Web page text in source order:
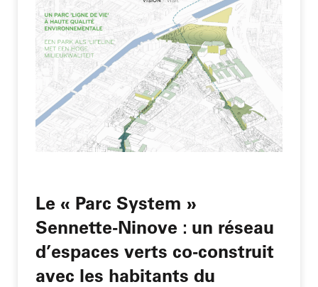
Le « Parc System »
Sennette-Ninove : un réseau
d’espaces verts co-construit
avec les habitants du